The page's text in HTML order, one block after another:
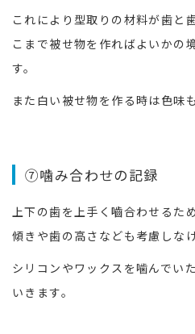
これにより型取りの材料が歯と
こまで被せ物を作ればよいかの
す。
また白い被せ物を作る時は色味
⑦噛み合わせの記録
上下の歯を上手く嚙合わせるた
傾きや歯の高さなども考慮しな
シリコンやワックスを噛んでい
いきます。